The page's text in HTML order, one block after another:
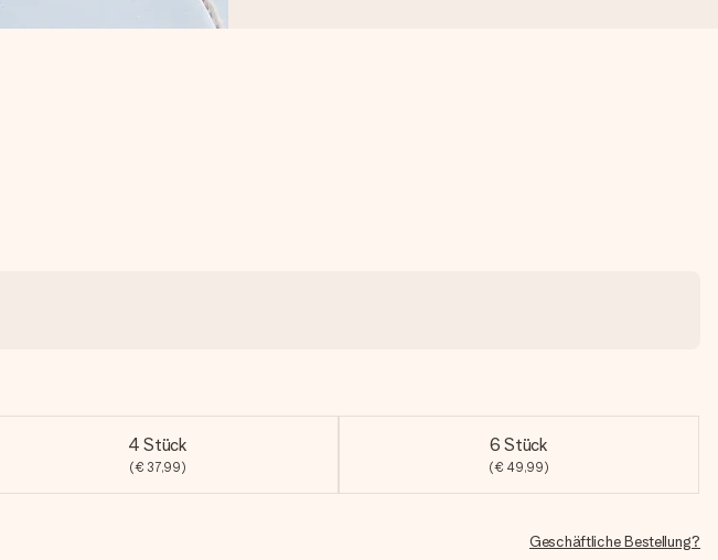
4 Stück
(€ 37,99)
6 Stück
(€ 49,99)
Geschäftliche Bestellung?